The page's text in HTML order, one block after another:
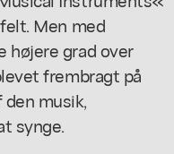
Men med
højere grad over
frembragt på
musik,
synge.